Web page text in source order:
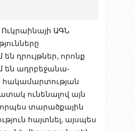
ԱԳՆ
դրույթներ, որոնք
են ադրբեջանա-
ունենալով այն
որպես տարածքային
հայտնել, այսպես